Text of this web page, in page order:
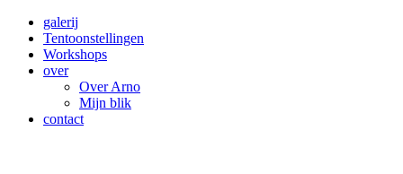
galerij
Tentoonstellingen
Workshops
over
Over Arno
Mijn blik
contact